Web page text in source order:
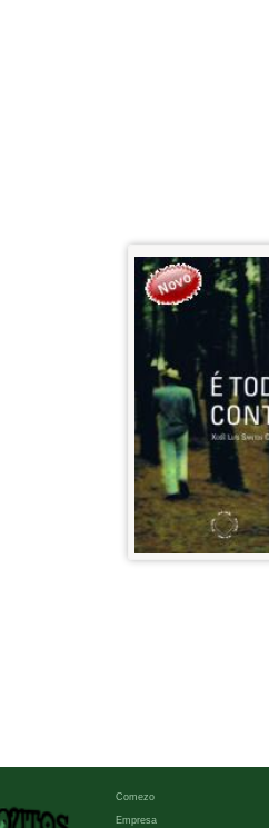
Comezo
Empresa